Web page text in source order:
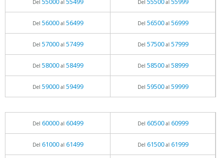
Del al Del al
Del 56000al 56499 Del 56500al 56999
Del 57000al 57499 Del 57500al 57999
Del 58000al 58499 Del 58500al 58999
Del 59000al 59499 Del 59500al 59999
Del 60000al 60499 Del 60500al 60999
Del 61000al 61499 Del 61500al 61999